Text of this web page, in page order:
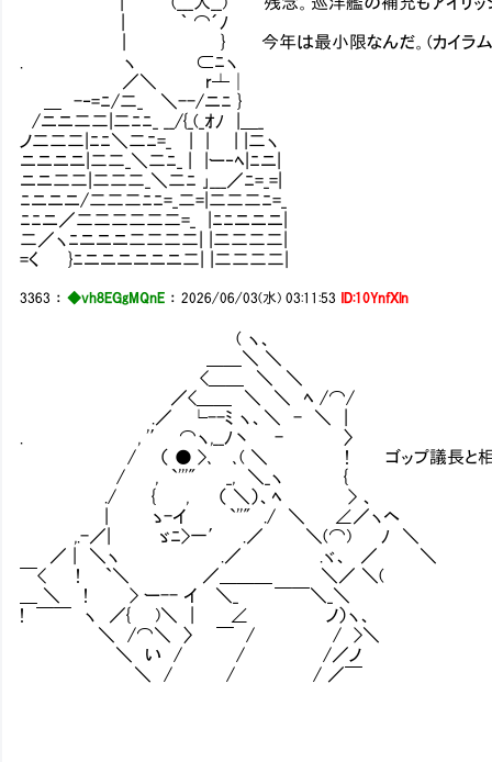
| ｀ ⌒´ﾉ
| } 今年は最小限なんだ。(カイラム級建
. ヽ ⊂ﾆヽ
／＼ r┴│
＿ -‐=ﾆ/二_ ＼--/ニﾆ }
/ニニ二二|二ﾆﾆ_ __/{_(_ｵﾉ |＿_
ノ二二二|ﾆﾆ＼二ﾆ=_ | | | |二ヽ
ニニニニ|二二_＼二ﾆ_ | |ー‐ﾍ|ﾆニ|
ニニ二二|二二二_＼二ﾆ ｣___／ﾆ=_=|
ﾆニニニ/二二二ﾆﾆ=_二=|二二二ﾆ=_
ﾆﾆニ／二二二二二二=_ |ﾆﾆニニニ|
二／ヽﾆニニニ二二二二| |二二二二|
=く }ﾆニニニニニニ二| |二二二二|
3363 ：◆vh8EGgMQnE ：2026/06/03(水) 03:11:53 ID:10YnfXln
( ヽ、
＿＿＼ ＼
<＿＿ ＼ ＼
／<＿＿ ＼ ＼ ﾍ /⌒/
.／ └--ﾐ ヽ、＼ - ＼ |
. , '′ ⌒ヽ,__ﾉ丶 - 〉
/ （ ● >､ ､( ＼ ! ゴップ議長と相談
/ , `'''" _, ＼_ヽ {
./ { , （ ＼）、ﾍ > 、
| ゝ-イ `''" ./ ＼ ∠／ヽヘ
,.-／| ゞﾆ>一′ .／ ＼(⌒) ﾉ ＼
／ | ＼ヽ .／ .ヾ、 ／ ＼
￣< ! `＼ ／＿＿＿ ＼／ ＼(
＿ ＼ ! > ー-- イ ＼_ ￣￣＼_＼
! ￣￣ ヽ ／{ )＼ | ∠ ノ）ヽ、
＼ /⌒＼ 〉 ￣ / / >＼
＼ い / / /／ノ
＼ / / / ／￣